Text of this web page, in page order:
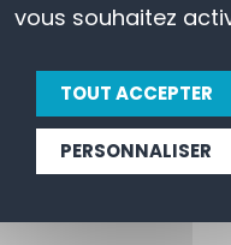
CONTACTEZ-
vous souhaitez
TOUT ACCEPTER
PERSONNALISER